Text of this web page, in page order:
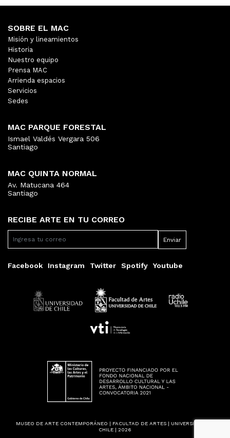
RECIBE ARTE EN TU CORREO
Facebook Instagram Twitter Spotify Youtube
SOBRE EL MAC
Misión y lineamientos
Historia
Nuestro equipo
Prensa MAC
Arrienda espacios
Servicios
Sedes
MAC PARQUE FORESTAL
Ismael Valdés Vergara 506
Santiago
MAC QUINTA NORMAL
Av. Matucana 464
Santiago
MUSEO DE ARTE CONTEMPORÁNEO | FACULTAD DE ARTES | UNIVERSIDAD DE
CHILE | 2026